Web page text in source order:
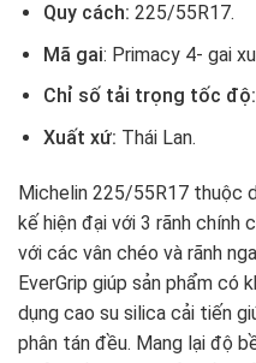
Quy cách: 225/55R17.
Mã gai: Primacy 4- gai
Chỉ số tải trọng tốc độ:
Xuất xứ: Thái Lan.
Michelin 225/55R17 thuộc
kế hiện đại với 3 rãnh chính
với các vân chéo và rãnh
EverGrip giúp sản phẩm có
dụng cao su silica cải tiến
phân tán đều. Mang lại độ